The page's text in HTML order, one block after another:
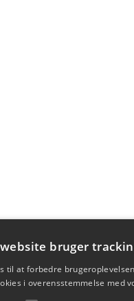
bruger
til at forbedre
i overensstemmelse med